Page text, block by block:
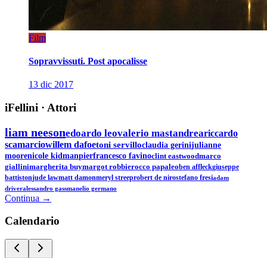
Film
Sopravvissuti. Post apocalisse
13 dic 2017
iFellini · Attori
liam neesonedoardo leovalerio mastandreariccardo
scamarciowillem dafoetoni servilloclaudia gerinijulianne
moorenicole kidmanpierfrancesco favinoclint eastwoodmarco
giallinimargherita buymargot robbierocco papaleoben affleckgiuseppe
battistonjude lawmatt damonmeryl streeprobert de nirostefano fresiadam
driveralessandro gassmanelio germano
Continua →
Calendario